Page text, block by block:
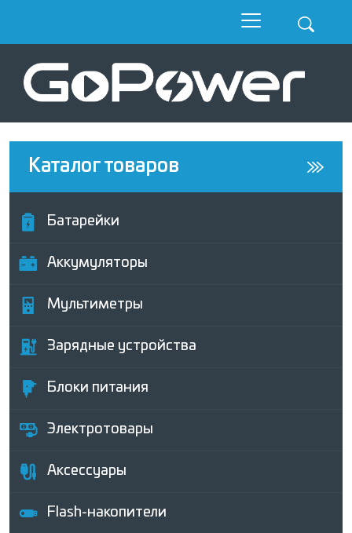
Каталог товаров
Батарейки
Аккумуляторы
Мультиметры
Зарядные устройства
Блоки питания
Электротовары
Аксессуары
Flash-накопители